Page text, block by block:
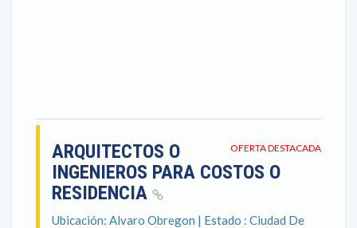
OFERTA DESTACADA
ARQUITECTOS O
INGENIEROS PARA COSTOS O
RESIDENCIA
Ubicación: Alvaro Obregon | Estado : Ciudad De